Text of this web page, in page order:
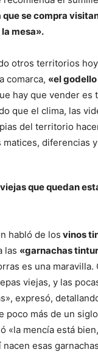
que se compra
mesa».
otros territorios
comarca, «el
hay que vender es
que el clima, las
del territorio
matices, diferencias
que quedan
habló de los vinos
las «garnachas
es una maravilla.
viejas, y las
expresó,
poco más de un
«la mencía está
nacen esas